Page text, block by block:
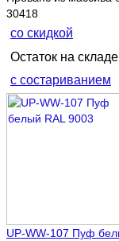
30418
со скидкой
Остаток на
с состариванием
UP-WW-107 Пуф